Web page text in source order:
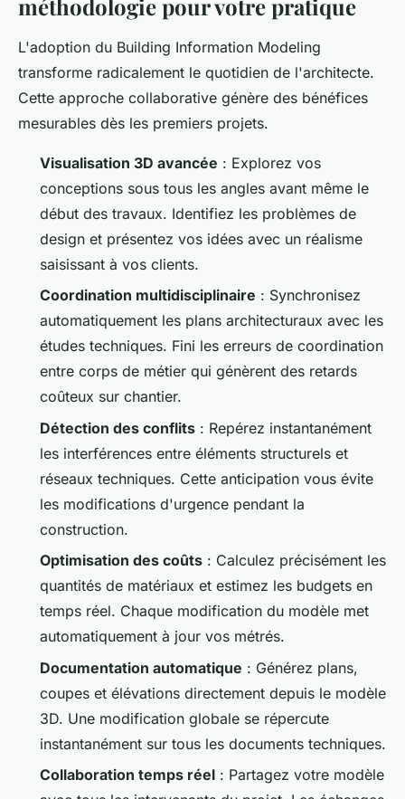
méthodologie pour votre pratique
L'adoption du Building Information Modeling
transforme radicalement le quotidien de l'architecte.
Cette approche collaborative génère des bénéfices
mesurables dès les premiers projets.
Visualisation 3D avancée : Explorez vos
conceptions sous tous les angles avant même le
début des travaux. Identifiez les problèmes de
design et présentez vos idées avec un réalisme
saisissant à vos clients.
Coordination multidisciplinaire : Synchronisez
automatiquement les plans architecturaux avec les
études techniques. Fini les erreurs de coordination
entre corps de métier qui génèrent des retards
coûteux sur chantier.
Détection des conflits : Repérez instantanément
les interférences entre éléments structurels et
réseaux techniques. Cette anticipation vous évite
les modifications d'urgence pendant la
construction.
Optimisation des coûts : Calculez précisément les
quantités de matériaux et estimez les budgets en
temps réel. Chaque modification du modèle met
automatiquement à jour vos métrés.
Documentation automatique : Générez plans,
coupes et élévations directement depuis le modèle
3D. Une modification globale se répercute
instantanément sur tous les documents techniques.
Collaboration temps réel : Partagez votre modèle